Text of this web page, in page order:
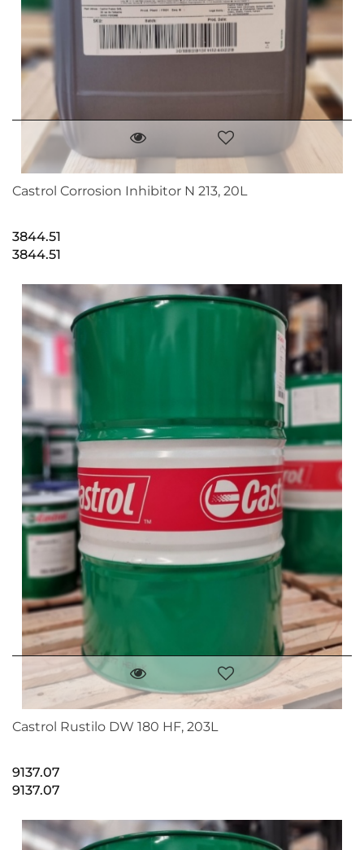
Castrol Corrosion Inhibitor N 213, 20L
3844.51
3844.51
Castrol Rustilo DW 180 HF, 203L
9137.07
9137.07